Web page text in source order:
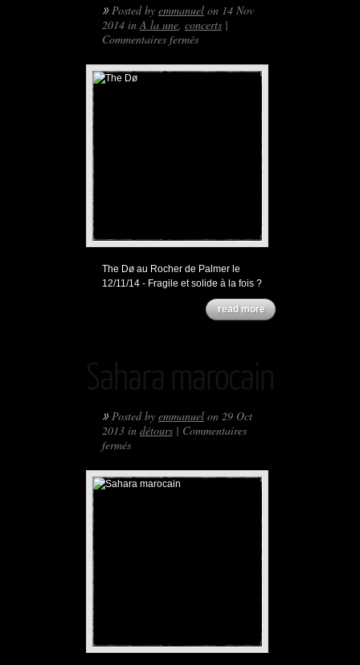
» Posted by emmanuel on 14 Nov
2014 inA la une, concerts |
Commentaires ferméssur
Dø
The Dø au Rocher de Palmer le
12/11/14 - Fragile et solide à la fois ?
read more
» Posted by emmanuel on 29 Oct
2013 in détours | Commentaires
ferméssur
marocain